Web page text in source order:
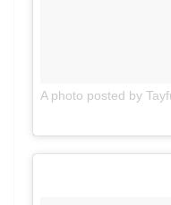
A photo posted by